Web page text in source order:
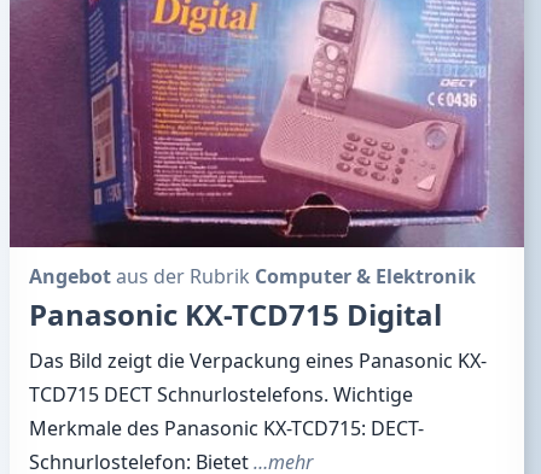
Angebotaus der Rubrik Computer & Elektronik
Panasonic KX-TCD715 Digital
Das Bild zeigt die Verpackung eines Panasonic KX-
TCD715 DECT Schnurlostelefons. Wichtige
Merkmale des Panasonic KX-TCD715: DECT-
Schnurlostelefon: Bietet…mehr